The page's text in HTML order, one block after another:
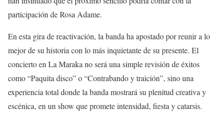
participación de Rosa Adame.
En esta gira de reactivación, la banda ha apostado por reunir a lo
mejor de su historia con lo más inquietante de su presente. El
concierto en La Maraka no será una simple revisión de éxitos
como “Paquita disco” o “Contrabando y traición”, sino una
experiencia total donde la banda mostrará su plenitud creativa y
escénica, en un show que promete intensidad, fiesta y catarsis.